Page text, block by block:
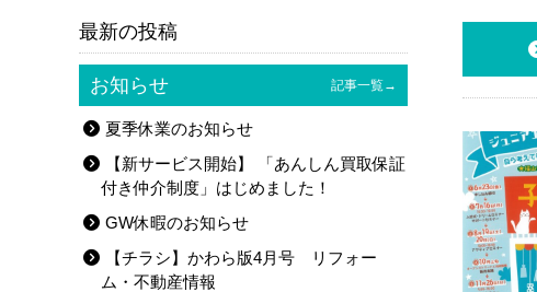
最新の投稿
お知らせ 記事一覧→
夏季休業のお知らせ
【新サービス開始】 「あんしん買取保証
付き仲介制度」はじめました！
GW休暇のお知らせ
【チラシ】かわら版4月号 リフォー
ム・不動産情報